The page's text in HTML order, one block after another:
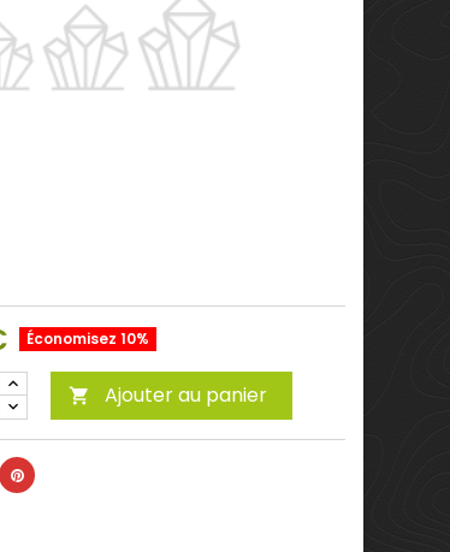
Économisez 10%
 Ajouter au panier